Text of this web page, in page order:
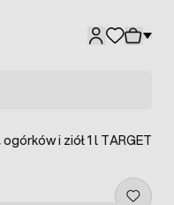
i ziół 1 l TARGET